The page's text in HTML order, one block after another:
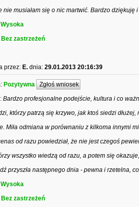
nie musiałam się o nic martwić. Bardzo dziękuję
Wysoka
Bez zastrzeżeń
przez: E. dnia: 29.01.2013 20:16:39
Pozytywna Zgłoś wniosek
Bardzo profesjonalne podejście, kultura i co
którzy patrzą się krzywo, jak ktoś siedzi
Miła odmiana w porównaniu z kilkoma innymi
od razu powiedział, że nie jest czegoś
wszystko wiedzą od razu, a potem się
przyszła następnego dnia - pewna i rzetelna,
Wysoka
Bez zastrzeżeń